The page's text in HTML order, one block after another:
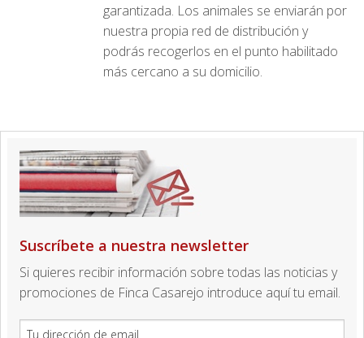
garantizada. Los animales se enviarán por
nuestra propia red de distribución y
podrás recogerlos en el punto habilitado
más cercano a su domicilio.
Suscríbete a nuestra newsletter
Si quieres recibir información sobre todas las noticias y
promociones de Finca Casarejo introduce aquí tu email.